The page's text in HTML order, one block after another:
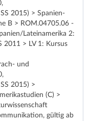
2015) > Spanien-
B > ROM.04705.06 -
Lateinamerika 2:
2011 > LV 1: Kursus
und
2015) >
(C) >
gültig ab